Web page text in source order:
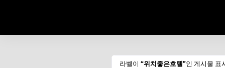
라벨이 위치좋은호텔 인 게시물 표